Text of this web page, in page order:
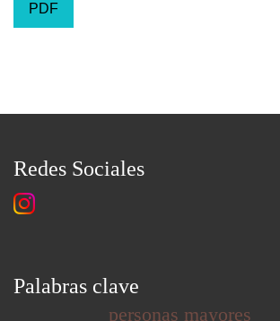
PDF
Redes Sociales
Palabras clave
personas mayores